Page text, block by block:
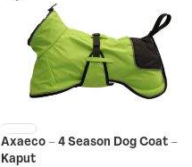
Axaeco – 4 Season Dog Coat –
Kaput